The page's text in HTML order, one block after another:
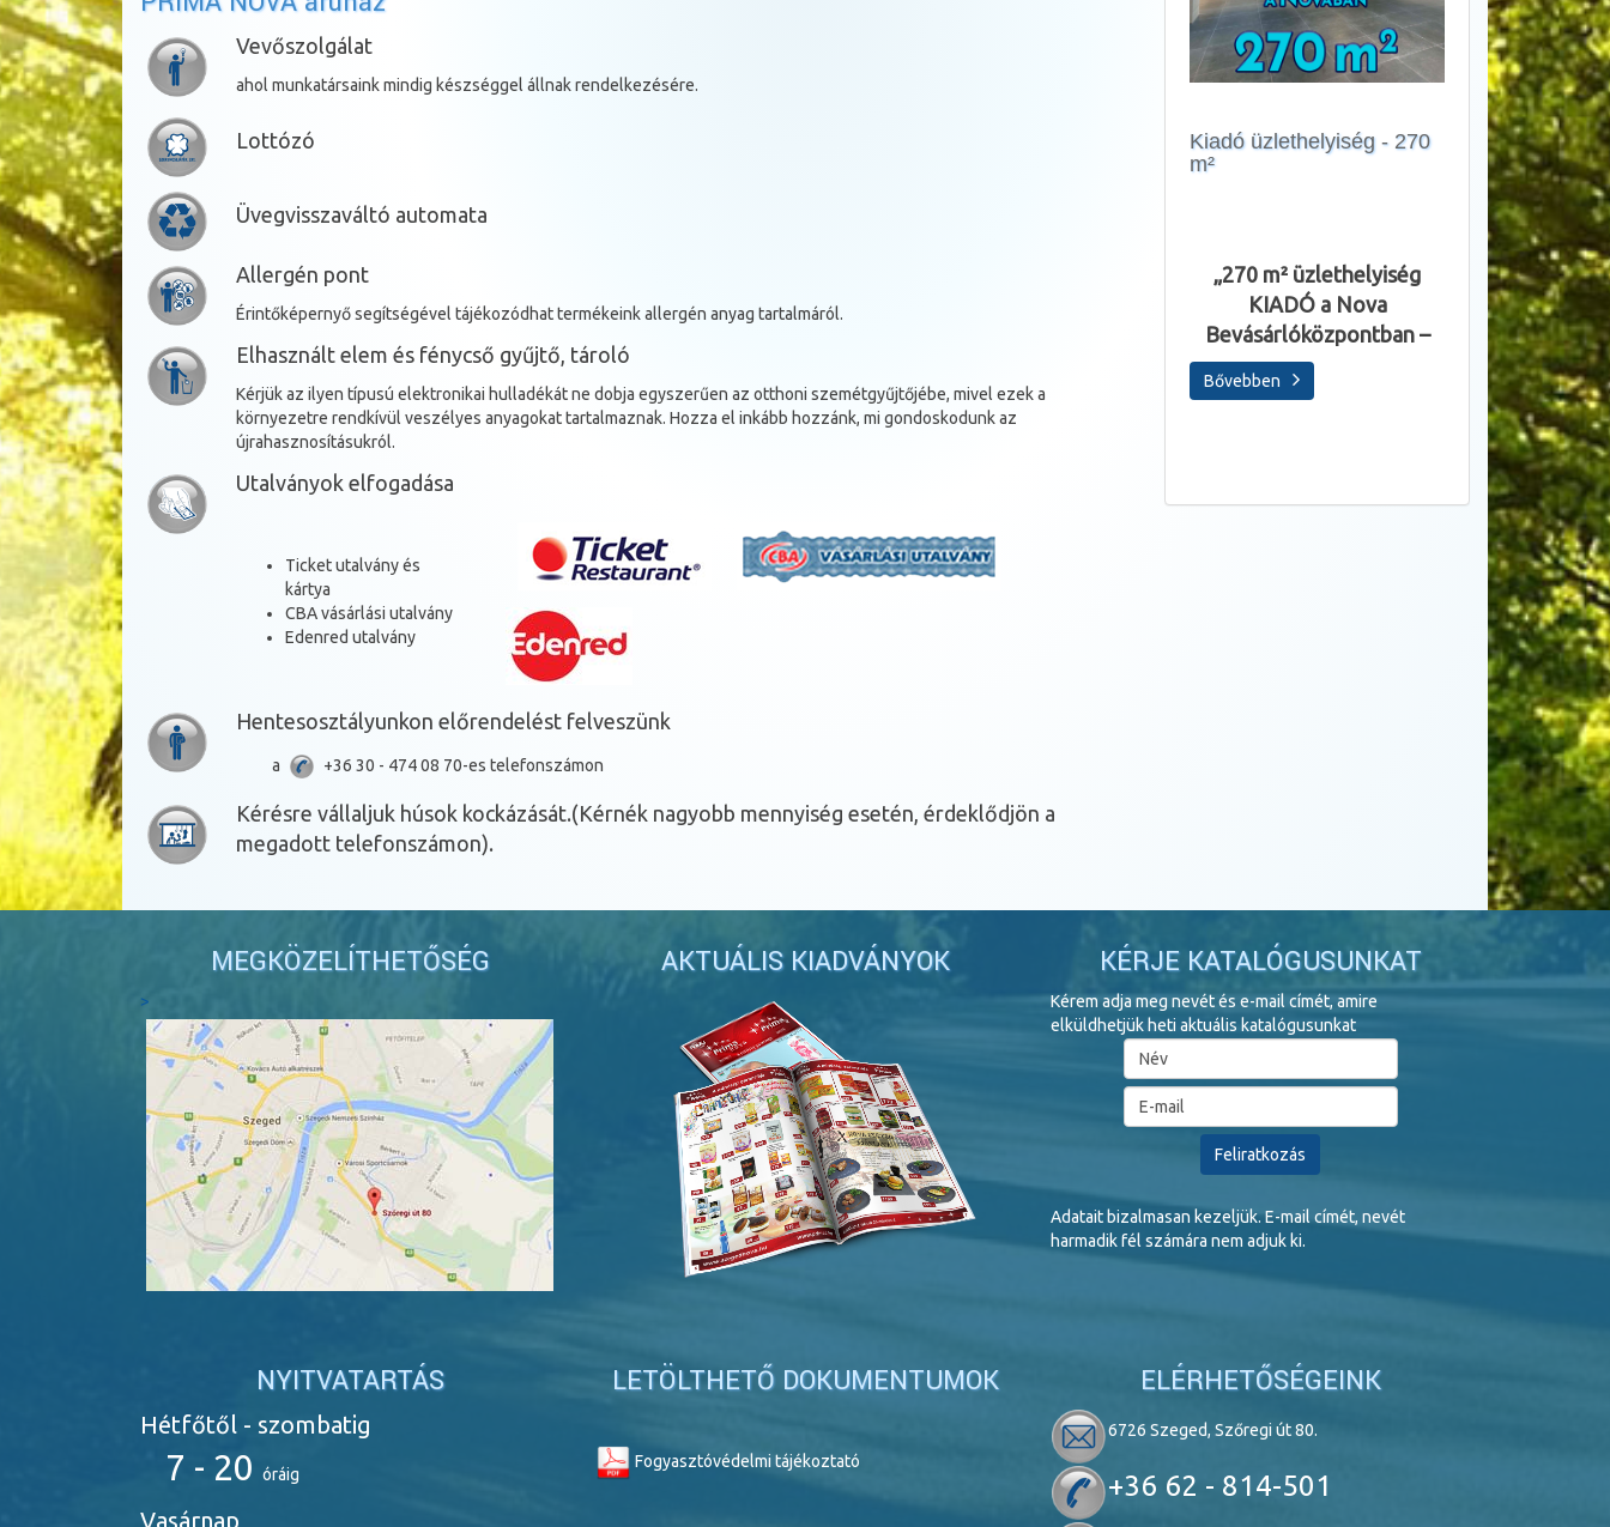
Vevőszolgálat
ahol munkatársaink mindig készséggel állnak rendelkezésére.
Lottózó
Üvegvisszaváltó automata
Allergén pont
Érintőképernyő segítségével tájékozódhat termékeink allergén anyag tartalmáról.
Elhasznált elem és fénycső gyűjtő, tároló
Kérjük az ilyen típusú elektronikai hulladékát ne dobja egyszerűen az otthoni szemétgyűjtőjébe, mivel ezek a
környezetre rendkívül veszélyes anyagokat tartalmaznak. Hozza el inkább hozzánk, mi gondoskodunk az
újrahasznosításukról.
Utalványok elfogadása
Ticket utalvány és
kártya
CBA vásárlási utalvány
Edenred utalvány
Hentesosztályunkon előrendelést felveszünk
a +36 30 - 474 08 70-es telefonszámon
Kérésre vállaljuk húsok kockázását.(Kérnék nagyobb mennyiség esetén, érdeklődjön a
megadott telefonszámon).
Kiadó üzlethelyiség - 270
m²
„270 m² üzlethelyiség
KIADÓ a Nova
Bevásárlóközpontban –
Bővebben
Álláslehetőség
Szakképzett,
rendelkező
keresünk
Bővebben
MEGKÖZELÍTHETŐSÉG
>
NYITVATARTÁS
Hétfőtől - szombatig
7 - 20 óráig
Vasárnap
AKTUÁLIS KIADVÁNYOK
LETÖLTHETŐ DOKUMENTUMOK
Fogyasztóvédelmi tájékoztató
KÉRJE KATALÓGUSUNKAT
Kérem adja meg nevét és e-mail címét, amire
elküldhetjük heti aktuális katalógusunkat
Adatait bizalmasan kezeljük. E-mail címét, nevét
harmadik fél számára nem adjuk ki.
ELÉRHETŐSÉGEINK
6726 Szeged, Szőregi út 80.
+36 62 - 814-501